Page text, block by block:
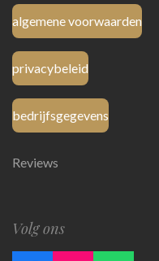
algemene voorwaarden
privacybeleid
bedrijfsgegevens
Reviews
Volg ons